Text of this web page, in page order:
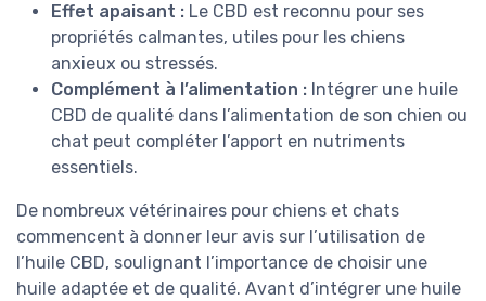
Effet apaisant : Le CBD est reconnu pour ses
propriétés calmantes, utiles pour les chiens
anxieux ou stressés.
Complément à l’alimentation : Intégrer une huile
CBD de qualité dans l’alimentation de son chien ou
chat peut compléter l’apport en nutriments
essentiels.
De nombreux vétérinaires pour chiens et chats
commencent à donner leur avis sur l’utilisation de
l’huile CBD, soulignant l’importance de choisir une
huile adaptée et de qualité. Avant d’intégrer une huile